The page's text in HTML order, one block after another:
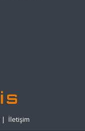
| İletişim